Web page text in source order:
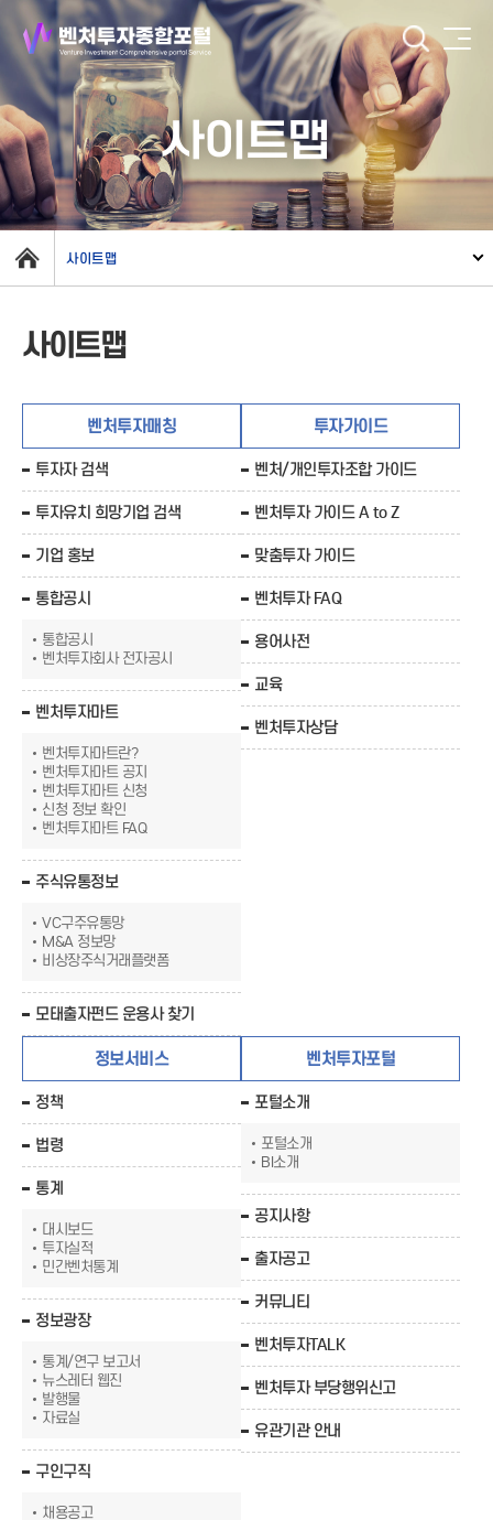
사이트맵
사이트맵
사이트맵
벤처투자매칭
투자자 검색
투자유치 희망기업 검색
기업 홍보
통합공시
통합공시
벤처투자회사 전자공시
벤처투자마트
벤처투자마트란?
벤처투자마트 공지
벤처투자마트 신청
신청 정보 확인
벤처투자마트 FAQ
주식유통정보
VC구주유통망
M&A 정보망
비상장주식거래플랫폼
모태출자펀드 운용사 찾기
투자가이드
벤처/개인투자조합 가이드
벤처투자 가이드 A to Z
맞춤투자 가이드
벤처투자 FAQ
용어사전
교육
벤처투자상담
정보서비스
정책
법령
통계
대시보드
투자실적
민간벤처통계
정보광장
통계/연구 보고서
뉴스레터 웹진
발행물
자료실
구인구직
채용공고
벤처투자포털
포털소개
포털소개
BI소개
공지사항
출자공고
커뮤니티
벤처투자TALK
벤처투자 부당행위신고
유관기관 안내